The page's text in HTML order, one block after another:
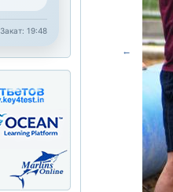
←
Закат: 19:48